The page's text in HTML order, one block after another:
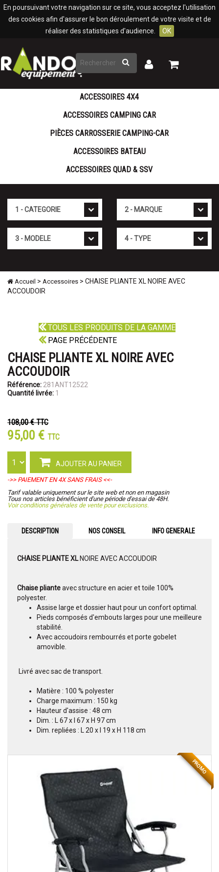
En poursuivant votre navigation sur ce site, vous acceptez l'utilisation
des cookies afin d'assurer le bon déroulement de votre visite et de
réaliser des statistiques d'audience.
OK
Rechercher
Mon
Mon
ACCESSOIRES 4X4
ACCESSOIRES CAMPING CAR
PIÈCES CARROSSERIE CAMPING-CAR
ACCESSOIRES BATEAU
ACCESSOIRES QUAD & SSV
Accueil > Accessoires > CHAISE PLIANTE XL NOIRE AVEC
ACCOUDOIR
TOUS LES PRODUITS DE LA GAMME
PAGE PRÉCÉDENTE
CHAISE PLIANTE XL NOIRE AVEC
ACCOUDOIR
Référence: 281ANT12522
Quantité livrée: 1
108,00 €TTC
95,00 € TTC
AJOUTER AU PANIER
->> PAIEMENT EN 4X SANS FRAIS <<-
Tarif valable uniquement sur le site web et non en magasin
Tous nos articles bénéficient d'une période d'essai de 48H.
Voir conditions générales de vente pour exclusions.
DESCRIPTION NOS CONSEIL INFO GENERALE
CHAISE PLIANTE XLNOIRE AVEC ACCOUDOIR
Chaise plianteavec structure en acier et toile 100%
polyester.
Assise large et dossier haut pour un confort optimal.
Pieds composés d'embouts larges pour une meilleure
stabilité.
Avec accoudoirs rembourrés et porte gobelet
amovible.
Livré avec sac de transport.
Matière : 100 % polyester
Charge maximum : 150 kg
Hauteur d'assise : 48 cm
Dim. : L 67 x l 67 x H 97 cm
Dim. repliées : L 20 x l 19 x H 118 cm
PROMO
Panneau de gestion des cookies